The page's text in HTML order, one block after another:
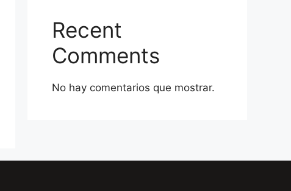
Recent
Comments
No hay comentarios que mostrar.